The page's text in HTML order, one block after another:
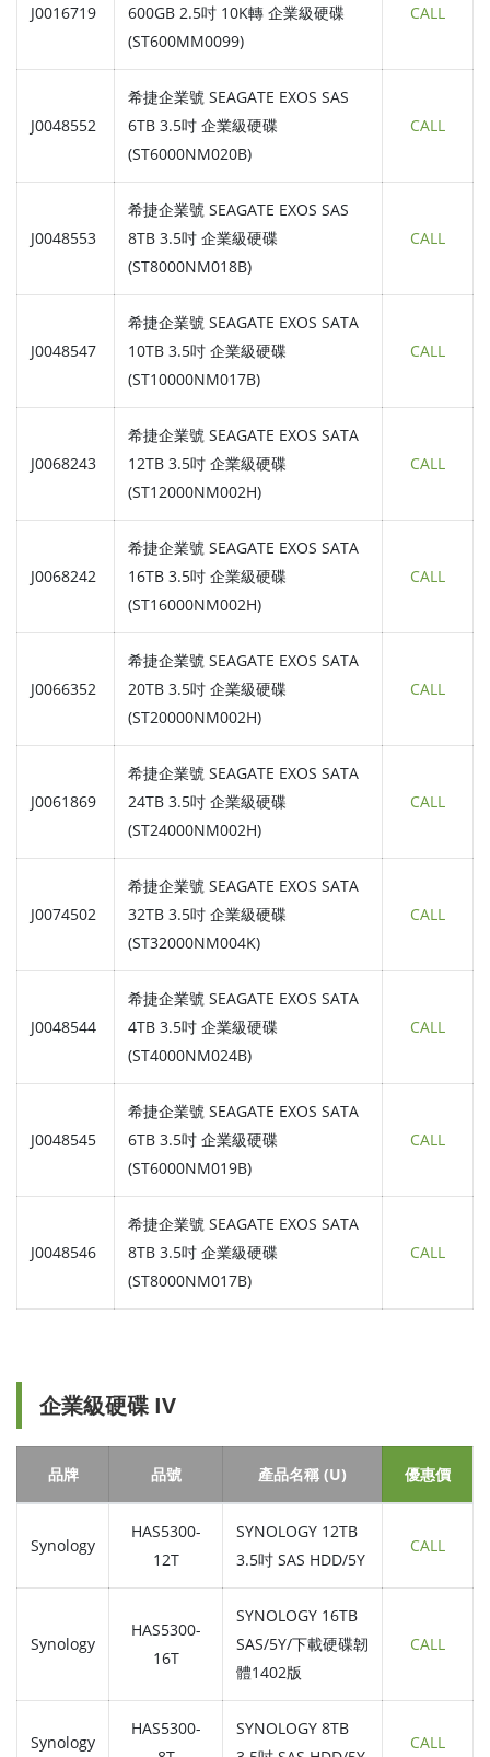
J0016719
600GB 2.5吋 10K轉 企業級硬碟
(ST600MM0099)
CALL
J0048552
希捷企業號 SEAGATE EXOS SAS
6TB 3.5吋 企業級硬碟
(ST6000NM020B)
CALL
J0048553
希捷企業號 SEAGATE EXOS SAS
8TB 3.5吋 企業級硬碟
(ST8000NM018B)
CALL
J0048547
希捷企業號 SEAGATE EXOS SATA
10TB 3.5吋 企業級硬碟
(ST10000NM017B)
CALL
J0068243
希捷企業號 SEAGATE EXOS SATA
12TB 3.5吋 企業級硬碟
(ST12000NM002H)
CALL
J0068242
希捷企業號 SEAGATE EXOS SATA
16TB 3.5吋 企業級硬碟
(ST16000NM002H)
CALL
J0066352
希捷企業號 SEAGATE EXOS SATA
20TB 3.5吋 企業級硬碟
(ST20000NM002H)
CALL
J0061869
希捷企業號 SEAGATE EXOS SATA
24TB 3.5吋 企業級硬碟
(ST24000NM002H)
CALL
J0074502
希捷企業號 SEAGATE EXOS SATA
32TB 3.5吋 企業級硬碟
(ST32000NM004K)
CALL
J0048544
希捷企業號 SEAGATE EXOS SATA
4TB 3.5吋 企業級硬碟
(ST4000NM024B)
CALL
J0048545
希捷企業號 SEAGATE EXOS SATA
6TB 3.5吋 企業級硬碟
(ST6000NM019B)
CALL
J0048546
希捷企業號 SEAGATE EXOS SATA
8TB 3.5吋 企業級硬碟
(ST8000NM017B)
CALL
企業級硬碟 IV
品牌 品號 產品名稱 (U) 優惠價
Synology
HAS5300-
12T
SYNOLOGY 12TB
3.5吋 SAS HDD/5Y
CALL
Synology
HAS5300-
16T
SYNOLOGY 16TB
SAS/5Y/下載硬碟韌
體1402版
CALL
Synology
HAS5300-
SYNOLOGY 8TB
CALL